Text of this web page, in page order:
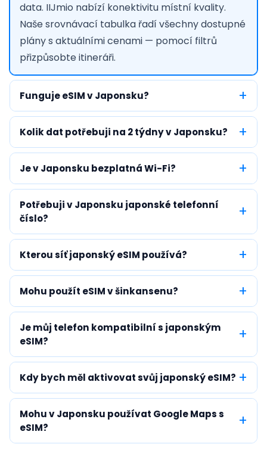
data. IIJmio nabízí konektivitu místní kvality.
Naše srovnávací tabulka řadí všechny dostupné
plány s aktuálními cenami — pomocí filtrů
přizpůsobte itineráři.
Funguje eSIM v Japonsku?
Kolik dat potřebuji na 2 týdny v Japonsku?
Je v Japonsku bezplatná Wi-Fi?
Potřebuji v Japonsku japonské telefonní
číslo?
Kterou síť japonský eSIM používá?
Mohu použít eSIM v šinkansenu?
Je můj telefon kompatibilní s japonským
eSIM?
Kdy bych měl aktivovat svůj japonský eSIM?
Mohu v Japonsku používat Google Maps s
eSIM?